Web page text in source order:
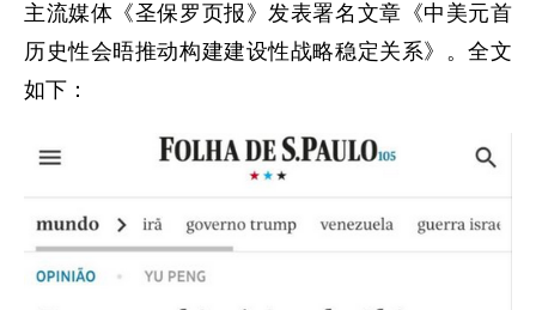
主流媒体《圣保罗页报》发表署名文章《中美元首
历史性会晤推动构建建设性战略稳定关系》。全文
如下：